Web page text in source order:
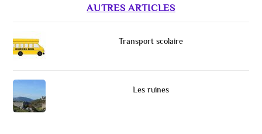
AUTRES ARTICLES
Transport scolaire
Les ruines